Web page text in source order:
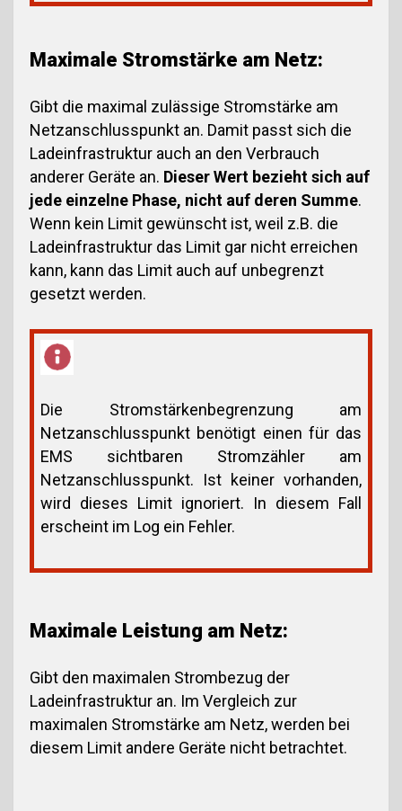
Maximale Stromstärke am Netz:
Gibt die maximal zulässige Stromstärke am
Netzanschlusspunkt an. Damit passt sich die
Ladeinfrastruktur auch an den Verbrauch
anderer Geräte an. Dieser Wert bezieht sich auf
jede einzelne Phase, nicht auf deren Summe.
Wenn kein Limit gewünscht ist, weil z.B. die
Ladeinfrastruktur das Limit gar nicht erreichen
kann, kann das Limit auch auf unbegrenzt
gesetzt werden.
Die Stromstärkenbegrenzung am
Netzanschlusspunkt benötigt einen für das
EMS sichtbaren Stromzähler am
Netzanschlusspunkt. Ist keiner vorhanden,
wird dieses Limit ignoriert. In diesem Fall
erscheint im Log ein Fehler.
Maximale Leistung am Netz:
Gibt den maximalen Strombezug der
Ladeinfrastruktur an. Im Vergleich zur
maximalen Stromstärke am Netz, werden bei
diesem Limit andere Geräte nicht betrachtet.